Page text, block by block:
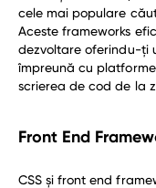
cele mai populare
Aceste frameworks
dezvoltare oferindu-ți
împreună cu
scrierea de cod de la
Front End
CSS și front end